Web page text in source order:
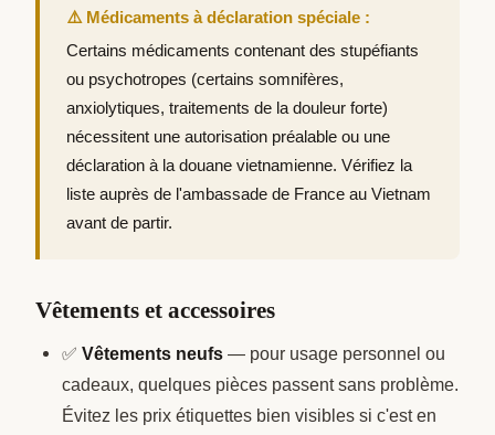
⚠️ Médicaments à déclaration spéciale :
Certains médicaments contenant des stupéfiants
ou psychotropes (certains somnifères,
anxiolytiques, traitements de la douleur forte)
nécessitent une autorisation préalable ou une
déclaration à la douane vietnamienne. Vérifiez la
liste auprès de l'ambassade de France au Vietnam
avant de partir.
Vêtements et accessoires
✅ Vêtements neufs — pour usage personnel ou
cadeaux, quelques pièces passent sans problème.
Évitez les prix étiquettes bien visibles si c'est en